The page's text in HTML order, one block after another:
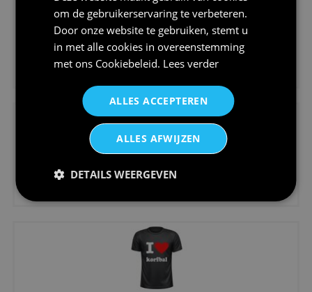
€24,95
€24,95
om de gebruikerservaring te verbeteren.
Door onze website te gebruiken, stemt u
in met alle cookies in overeenstemming
met ons Cookiebeleid. Lees verder
ALLES ACCEPTEREN
ALLES AFWIJZEN
DETAILS WEERGEVEN